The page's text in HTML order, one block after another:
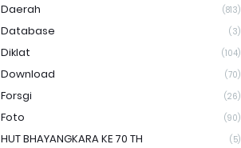
Daerah (813)
Database (3)
Diklat (104)
Download (70)
Forsgi (26)
Foto (90)
HUT BHAYANGKARA KE 70 TH (5)